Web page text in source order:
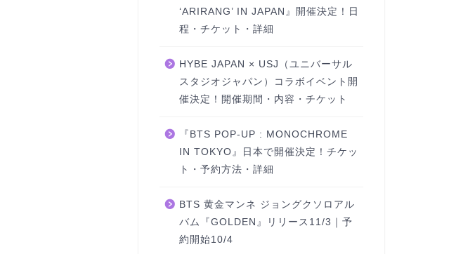
‘ARIRANG’ IN JAPAN』開催決定！日
程・チケット・詳細
HYBE JAPAN × USJ（ユニバーサル
スタジオジャパン）コラボイベント開
催決定！開催期間・内容・チケット
『BTS POP-UP : MONOCHROME
IN TOKYO』日本で開催決定！チケッ
ト・予約方法・詳細
BTS 黄金マンネ ジョングクソロアル
バム『GOLDEN』リリース11/3｜予
約開始10/4